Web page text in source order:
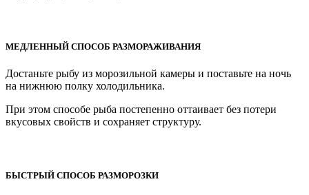
МЕДЛЕННЫЙ СПОСОБ РАЗМОРАЖИВАНИЯ
Достаньте рыбу из морозильной камеры и поставьте на ночь
на нижнюю полку холодильника.
При этом способе рыба постепенно оттаивает без потери
вкусовых свойств и сохраняет структуру.
БЫСТРЫЙ СПОСОБ РАЗМОРОЗКИ